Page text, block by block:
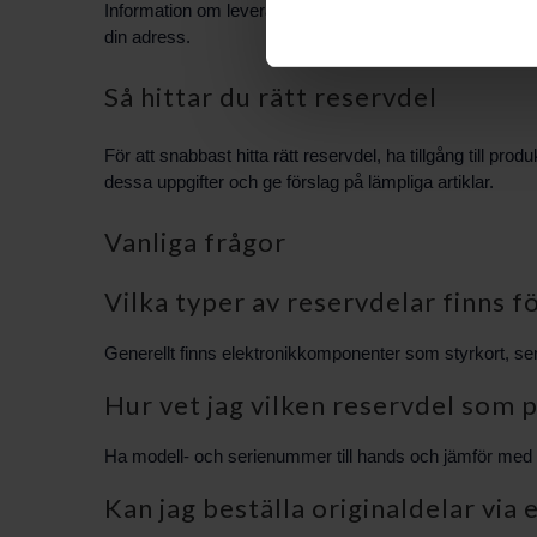
Information om leveransalternativ och leveranstider
din adress.
Så hittar du rätt reservdel
För att snabbast hitta rätt reservdel, ha tillgång till
dessa uppgifter och ge förslag på lämpliga artiklar.
Vanliga frågor
Vilka typer av reservdelar finns
Generellt finns elektronikkomponenter som styrkort,
Hur vet jag vilken reservdel som
Ha modell- och serienummer till hands och jämför
Kan jag beställa originaldelar via